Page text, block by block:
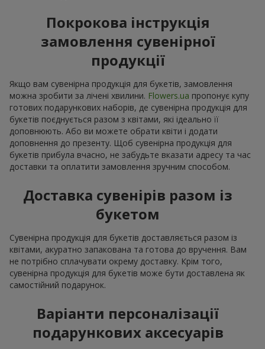
Покрокова інструкція
замовлення сувенірної
продукції
Якщо вам сувенірна продукція для букетів, замовлення
можна зробити за лічені хвилини. Flowers.ua пропонує купу
готових подарункових наборів, де сувенірна продукція для
букетів поєднується разом з квітами, які ідеально її
доповнюють. Або ви можете обрати квіти і додати
доповнення до презенту. Щоб сувенірна продукція для
букетів прибула вчасно, не забудьте вказати адресу та час
доставки та оплатити замовлення зручним способом.
Доставка сувенірів разом із
букетом
Сувенірна продукція для букетів доставляється разом із
квітами, акуратно запакована та готова до вручення. Вам
не потрібно сплачувати окрему доставку. Крім того,
сувенірна продукція для букетів може бути доставлена як
самостійний подарунок.
Варіанти персоналізації
подарункових аксесуарів